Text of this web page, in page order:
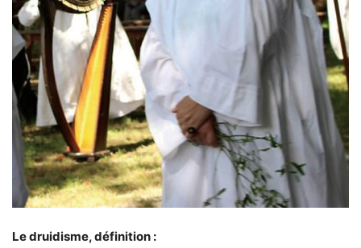
Le druidisme, définition :